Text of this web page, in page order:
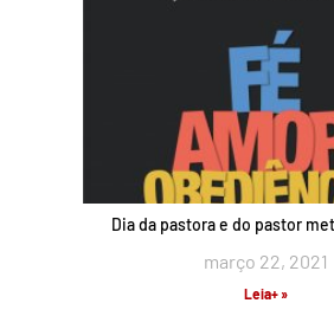
Dia da pastora e do pastor
março 22, 2021
Leia+ »